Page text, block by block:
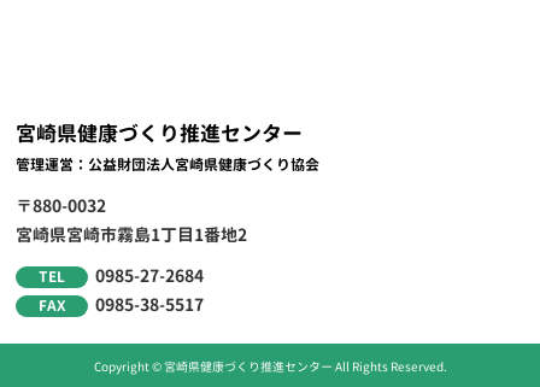
宮崎県健康づくり推進センター
管理運営：公益財団法人宮崎県健康づくり協会
〒880-0032
宮崎県宮崎市霧島1丁目1番地2
TEL 0985-27-2684
FAX 0985-38-5517
Copyright © 宮崎県健康づくり推進センター All Rights Reserved.